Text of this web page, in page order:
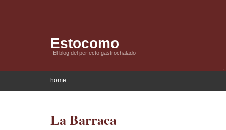
Estocomo
El blog del perfecto gastrochalado
home
La Barraca